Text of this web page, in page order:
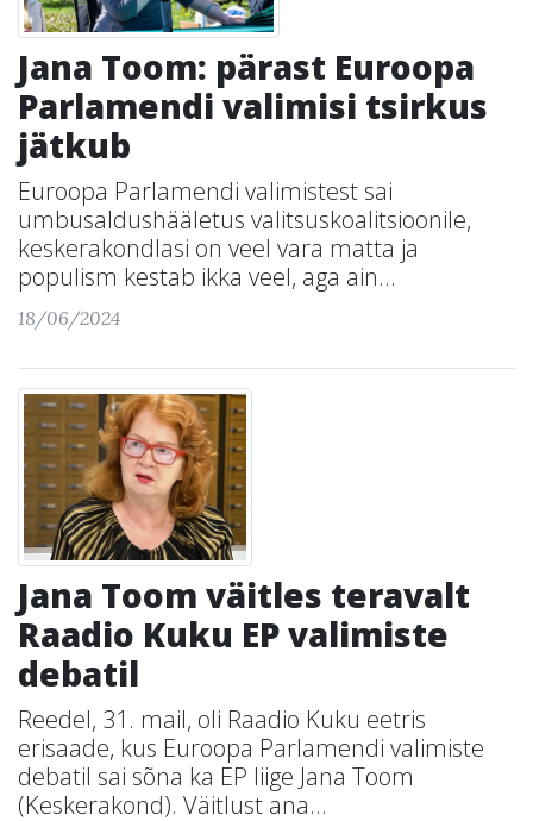
Jana Toom: pärast Euroopa
Parlamendi valimisi tsirkus
jätkub
Euroopa Parlamendi valimistest sai
umbusaldushääletus valitsuskoalitsioonile,
keskerakondlasi on veel vara matta ja
populism kestab ikka veel, aga ain...
18/06/2024
Jana Toom väitles teravalt
Raadio Kuku EP valimiste
debatil
Reedel, 31. mail, oli Raadio Kuku eetris
erisaade, kus Euroopa Parlamendi valimiste
debatil sai sõna ka EP liige Jana Toom
(Keskerakond). Väitlust ana...